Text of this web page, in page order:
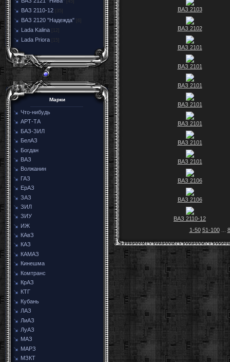
[45]
ВАЗ 2110-12 [35]
ВАЗ 2120 "Надежда"
Lada Kalina [12]
Lada Priora [15]
Марки
Что-нибудь
АРТ-ТА
БАЗ-ЗИЛ
БелАЗ
Богдан
ВАЗ
Волжанин
ГАЗ
ЕрАЗ
ЗАЗ
ЗИЛ
ЗИУ
ИЖ
КАвЗ
КАЗ
КАМАЗ
Кинешма
Комтранс
КрАЗ
КТГ
Кубань
ЛАЗ
ЛиАЗ
ЛуАЗ
МАЗ
МАРЗ
МЗКТ
ВАЗ 2103
ВАЗ 2102
ВАЗ 2101
ВАЗ 2101
ВАЗ 2101
ВАЗ 2101
ВАЗ 2101
ВАЗ 2101
ВАЗ 2101
ВАЗ 2106
ВАЗ 2106
ВАЗ 2110-12
1-50 51-100